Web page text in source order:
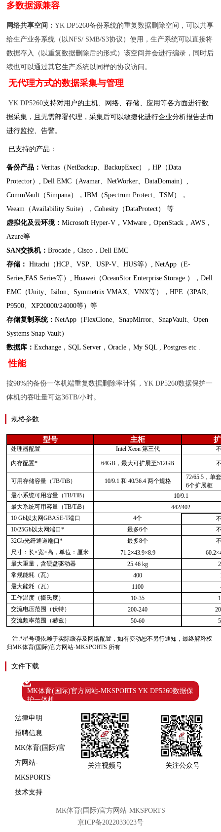
多数据源兼容
网络共享空间：YK DP5260备份系统的重复数据删除空间，可以共享
给生产业务系统（以NFS/ SMB/S3协议）使用，生产系统可以直接将
数据存入（以重复数据删除后的形式）该空间并会进行编录，同时后
续也可以通过其它生产系统以同样的协议访问。
无代理方式的数据采集与管理
YK DP5260支持对用户的主机、网络、存储、应用等各方面进行数
据采集，且无需部署代理，采集后可以敏捷化进行企业分析报告进而
进行监控、告警。
已支持的产品：
备份产品：Veritas （NetBackup、BackupExec），HP （Data
Protector） , Dell EMC （Avamar、NetWorker、DataDomain） ,
CommVault （ Simpana），IBM （ Spectrum Protect、TSM），
Veeam （Availability Suite），Cohesity （DataProtect） 等
虚拟化及云环境：Microsoft Hyper-V ，VMware ，OpenStack ，AWS ，
Azure等
SAN交换机：Brocade ，Cisco ，Dell EMC
存储： Hitachi （HCP、VSP、USP-V、HUS等） , NetApp （E-
Series,FAS Series等） , Huawei （OceanStor Enterprise Storage ），Dell
EMC （Unity、Isilon、 Symmetrix VMAX、VNX等），HPE （3PAR、
P9500、XP20000/24000等）等
存储复制系统：NetApp （FlexClone、 SnapMirror、 SnapVault、Open
Systems Snap Vault）
数据库：Exchange ， SQL Server ，Oracle，My SQL , Postgres etc .
性能
按98%的备份一体机端重复数据删除率计算，YK DP5260数据保护一
体机的吞吐量可达36TB/小时。
规格参数
型号 主柜
处理器配置 Intel Xeon 第三代
内存配置* 64GB，最大可扩展至512GB
可用存储容量（TB/TiB） 10/9.1 和 40/36.4 两个规格
72/65.5，单
6个扩展柜
最小系统可用容量（TB/TiB）
10/9.1
最大系统可用容量（TB/TiB）
442/402
10 Gb以太网GBASE-T端口
4个
10/25Gb以太网端口*
最多6个
32Gb光纤通道端口*
最多8个
尺寸：长×宽×高，单位：厘米 71.2×43.9×8.9
最大重量，含硬盘驱动器
25.46 kg
常规能耗（瓦）
400
最大能耗（瓦）
1100
工作温度（摄氏度）
10-35
交流电压范围（伏特）
200-240
交流频率范围（赫兹）
50-60
注:*星号项依赖于实际缓存及网络配置，如有变动恕不另行通知，最终解释权
归MK体育(国际)官方网站-MKSPORTS 所有
文件下载
MK体育(国际)官方网站-MKSPORTS YK DP5260数据保
护一体机
法律申明
招聘信息
MK体育(国际)官
方网站-
MKSPORTS
技术支持
关注视频号 关注公众号
MK体育(国际)官方网站-MKSPORTS
京ICP备2022033023号